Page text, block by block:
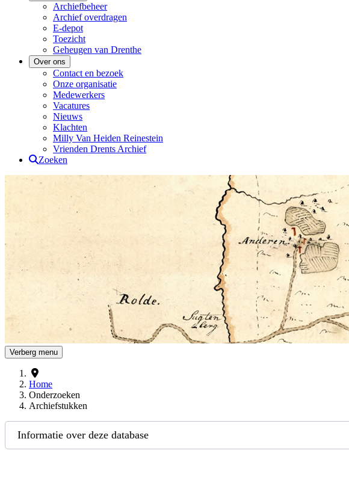
Archiefbeheer
Archief overdragen
E-depot
Toezicht
Geheugen van Drenthe
Over ons
Contact en bezoek
Onze organisatie
Medewerkers
Vacatures
Nieuws
Klachten
Milly Van Heiden Reinestein
Vrienden Drents Archief
Zoeken
Drents Archief
Verberg menu
Home
Onderzoeken
Archiefstukken
Informatie over deze database